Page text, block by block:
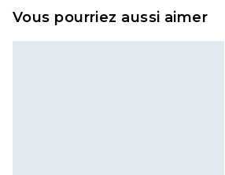
Vous pourriez aussi aimer